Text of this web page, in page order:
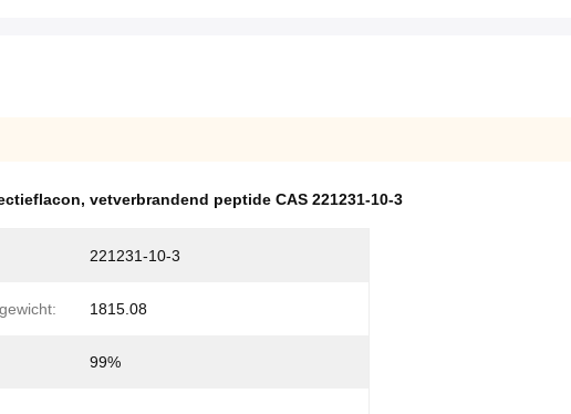
, vetverbrandend peptide CAS 221231-10-3
221231-10-3
1815.08
99%